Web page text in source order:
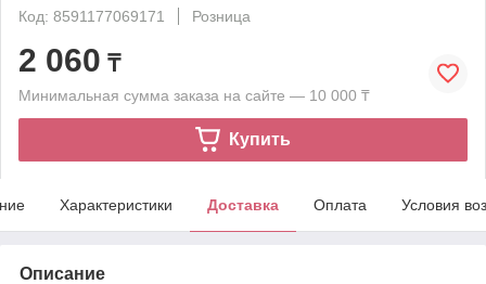
Код: 8591177069171
Розница
2 060 ₸
Минимальная сумма заказа на сайте — 10 000 ₸
Купить
Характеристики Доставка Оплата Условия
Описание